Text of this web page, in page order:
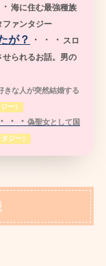
海に住む最強種族
ファンタジー
が？ ・・・ スロ
られるお話。男の
きな人が突然結婚する
ー）
・・・偽聖女として国
ジー）